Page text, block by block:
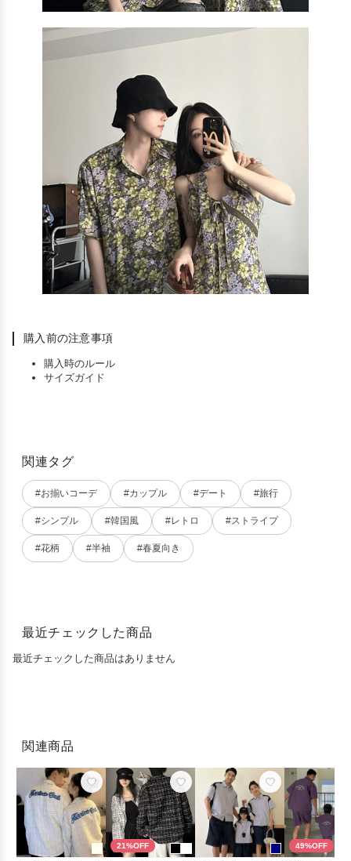
購入前の注意事項
購入時のルール
サイズガイド
関連タグ
#お揃いコーデ #カップル #デート #旅行
#シンプル #韓国風 #レトロ #ストライプ
#花柄 #半袖 #春夏向き
最近チェックした商品
最近チェックした商品はありません
関連商品
21%OFF 49%OFF